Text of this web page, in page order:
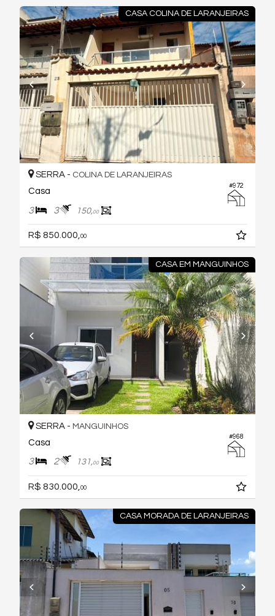
CASA COLINA DE LARANJEIRAS
#972
SERRA - COLINA DE LARANJEIRAS
Casa
3 3 150,00
R$ 850.000,00
CASA EM MANGUINHOS
#968
SERRA - MANGUINHOS
Casa
3 2 131,00
R$ 830.000, 00
CASA MORADA DE LARANJEIRAS